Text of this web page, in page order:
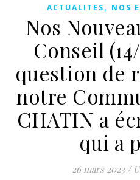
ACTUALITES, NOS
Nos
Conseil
question de
notre
CHATIN a
qui a
26 mars 2023 /